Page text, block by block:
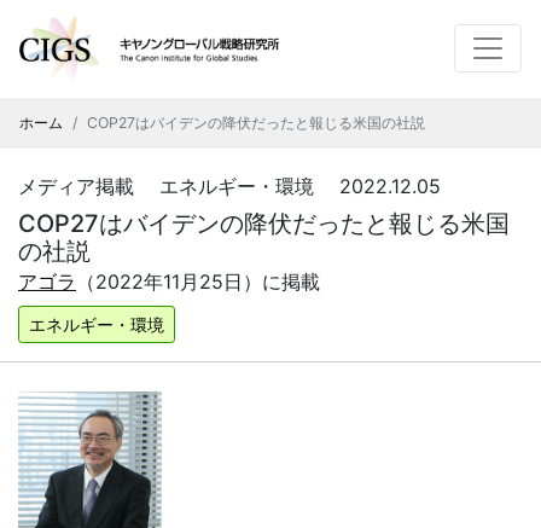
ホーム COP27はバイデンの降伏だったと報じる米国の社説
メディア掲載 エネルギー・環境 2022.12.05
COP27はバイデンの降伏だったと報じる米国
の社説
アゴラ （2022年11月25日）に掲載
エネルギー・環境